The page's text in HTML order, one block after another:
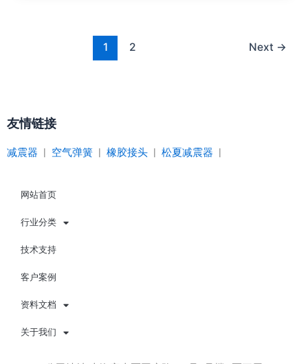
1 2 Next →
友情链接
减震器 空气弹簧 橡胶接头 松夏减震器
网站首页
行业分类
技术支持
客户案例
资料文档
关于我们